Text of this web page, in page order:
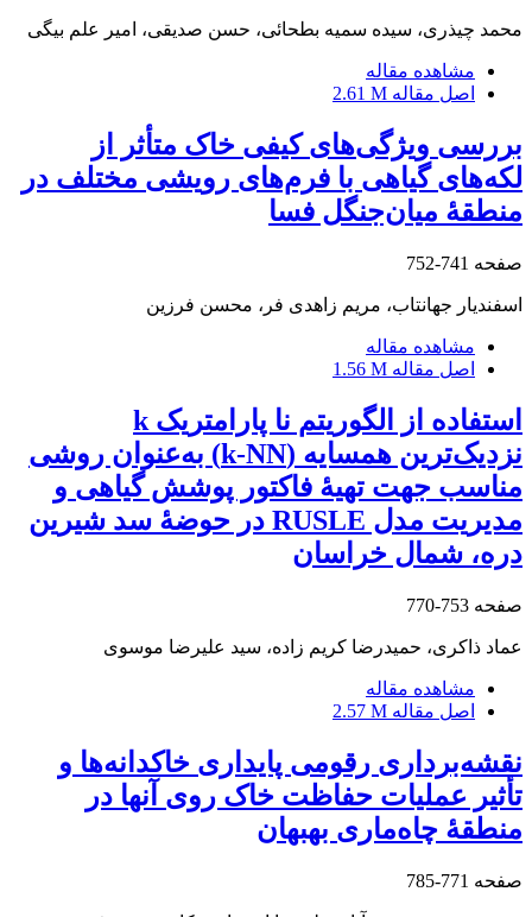
محمد چیذری، سیده سمیه بطحائی، حسن صدیقی، امیر علم بیگی
مشاهده مقاله
اصل مقاله 2.61 M
بررسی ویژگی‌های کیفی خاک متأثر از
لکه‌های گیاهی با فرم‌های رویشی مختلف در
منطقۀ میان‌جنگل فسا
صفحه 741-752
اسفندیار جهانتاب، مریم زاهدی فر، محسن فرزین
مشاهده مقاله
اصل مقاله 1.56 M
‌‌‌استفاده از الگوریتم نا پارامتریک k
نزدیک‌ترین همسایه (k-NN) به‌عنوان روشی
مناسب جهت تهیۀ فاکتور پوشش گیاهی و
مدیریت مدل RUSLE در حوضۀ سد شیرین
دره، شمال خراسان
صفحه 753-770
عماد ذاکری، حمیدرضا کریم زاده، سید علیرضا موسوی
مشاهده مقاله
اصل مقاله 2.57 M
نقشه‌برداری رقومی پایداری خاکدانه‌ها و
تأثیر عملیات حفاظت خاک روی آن‏ها در
منطقۀ چاه‌ماری بهبهان
صفحه 771-785